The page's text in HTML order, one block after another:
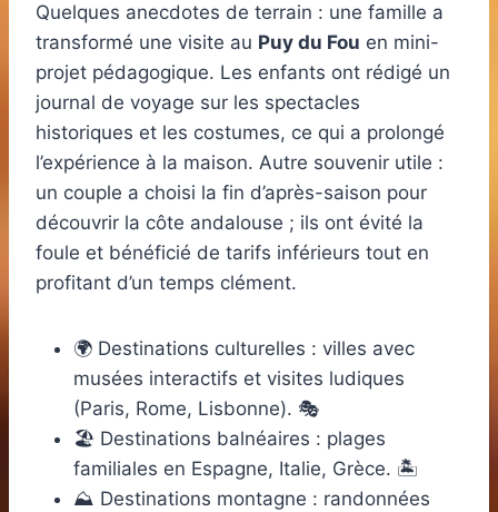
Quelques anecdotes de terrain : une famille a
transformé une visite au Puy du Fou en mini-
projet pédagogique. Les enfants ont rédigé un
journal de voyage sur les spectacles
historiques et les costumes, ce qui a prolongé
l’expérience à la maison. Autre souvenir utile :
un couple a choisi la fin d’après-saison pour
découvrir la côte andalouse ; ils ont évité la
foule et bénéficié de tarifs inférieurs tout en
profitant d’un temps clément.
🌍 Destinations culturelles : villes avec
musées interactifs et visites ludiques
(Paris, Rome, Lisbonne). 🎭
🏖️ Destinations balnéaires : plages
familiales en Espagne, Italie, Grèce. 🏝️
⛰️ Destinations montagne : randonnées